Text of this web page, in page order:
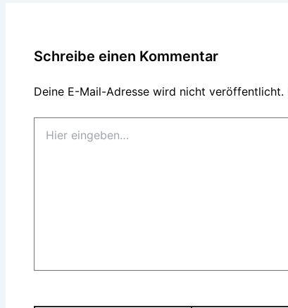
Schreibe einen Kommentar
Deine E-Mail-Adresse wird nicht veröffentlicht.
eingeben…